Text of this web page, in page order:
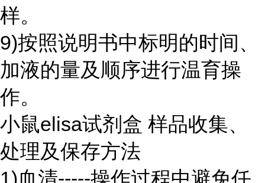
样。
9)按照说明书中标明的时间、
加液的量及顺序进行温育操
作。
小鼠elisa试剂盒 样品收集、
处理及保存方法
1)血清-----操作过程中避免任